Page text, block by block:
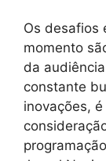
Os desafios
momento
da
constante
inovações,